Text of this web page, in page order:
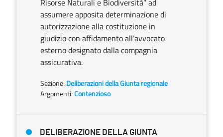
Risorse Naturali e Biodiversità” ad
assumere apposita determinazione di
autorizzazione alla costituzione in
giudizio con affidamento all’avvocato
esterno designato dalla compagnia
assicurativa.
Sezione: Deliberazioni della Giunta regionale
Argomenti:Contenzioso
DELIBERAZIONE DELLA GIUNTA